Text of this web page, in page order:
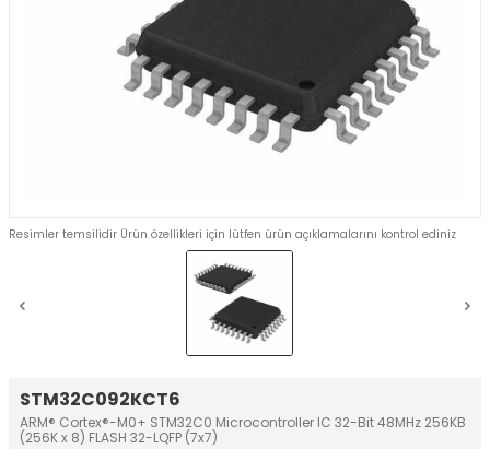
STM32C092KCT6
ARM® Cortex®-M0+ STM32C0 Microcontroller IC 32-Bit 48MHz 256KB
(256K x 8) FLASH 32-LQFP (7x7)
Resimler temsilidir Ürün özellikleri için lütfen ürün açıklamalarını kontrol ediniz